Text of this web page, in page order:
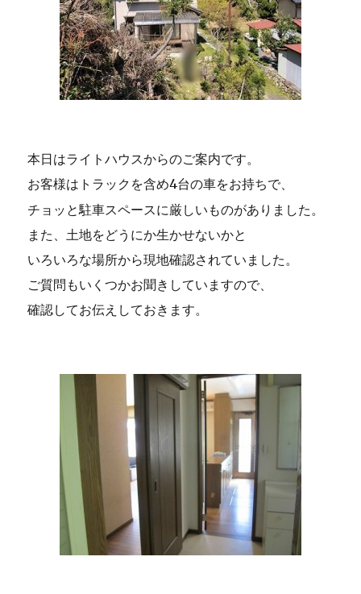
本日はライトハウスからのご案内です。
お客様はトラックを含め4台の車をお持ちで、
チョッと駐車スペースに厳しいものがありました。
また、土地をどうにか生かせないかと
いろいろな場所から現地確認されていました。
ご質問もいくつかお聞きしていますので、
確認してお伝えしておきます。